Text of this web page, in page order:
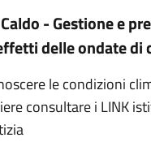
- Gestione e
delle ondate di
le condizioni
consultare i LINK